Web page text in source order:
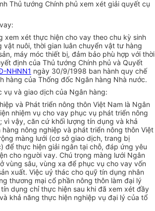
Thủ tướng Chính phủ xem xét giải quyết cụ
xem xét thực hiện cho vay theo chu kỳ sinh
nuôi, thời gian luân chuyển vật tư hàng
máy móc thiết bị, đảm bảo phù hợp với thời
định của Thủ tướng Chính phủ và Quyết
NHNN1 ngày 30/9/1998 ban hành quy chế
hàng của Thống đốc Ngân hàng Nhà nước.
vụ và giao dịch của Ngân hàng:
và Phát triển nông thôn Việt Nam là Ngân
nhiệm vụ cho vay phục vụ phát triển nông
vì vậy, căn cứ khối lượng tín dụng và khả
hàng nông nghiệp và phát triển nông thôn Việt
màng lưới (cơ sở giao dịch, trang bị
để thực hiện giải ngân tại chỗ, đáp ứng yêu
cho người vay. Chú trọng màng lưới Ngân
vùng sâu, vùng xa để phục vụ cho vay vốn
xuất. Việc uỷ thác cho quỹ tín dụng nhân
thương mại cổ phần nông thôn làm đại lý
dụng chỉ thực hiện sau khi đã xem xét đầy
khả năng thực hiện nghiệp vụ đại lý của tổ